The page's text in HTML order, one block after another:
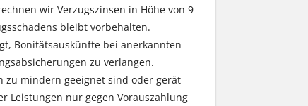
wir Verzugszinsen in Höhe von 9
bleibt vorbehalten.
Bonitätsauskünfte bei anerkannten
zu verlangen.
zu mindern geeignet sind oder gerät
Leistungen nur gegen Vorauszahlung